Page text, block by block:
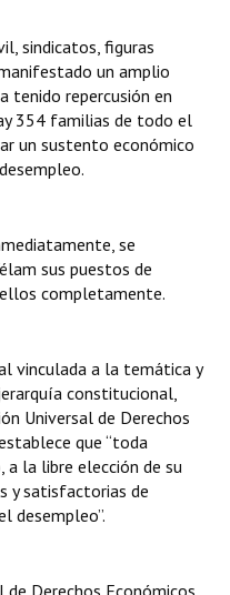
sindicatos, figuras
un amplio
tenido repercusión en
354 familias de todo el
un sustento económico
se
sus puestos de
completamente.
vinculada a la temática y
constitucional,
Universal de Derechos
que “toda
a la libre elección de su
y satisfactorias de
desempleo”.
Derechos Económicos,